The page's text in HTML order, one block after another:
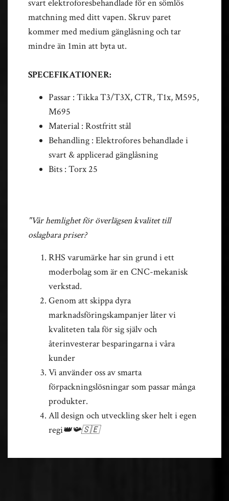
svart elektroforesbehandlade för en sömlös
matchning med ditt vapen. Skruv paret
kommer med medium gänglåsning och tar
mindre än 1min att byta ut.
SPECEFIKATIONER:
Passar : Tikka T3/T3X, CTR, T1x, M595,
M695
Material : Rostfritt stål
Behandling : Elektrofores behandlade i
svart & applicerad gänglåsning
Bits : Torx 25
"Vår hemlighet för överlägsen kvalitet till
oslagbara priser?
RHS varumärke har sin grund i ett
moderbolag som är en CNC-mekanisk
verkstad.
Genom att skippa dyra
marknadsföringskampanjer låter vi
kvaliteten tala för sig själv och
återinvesterar besparingarna i våra
kunder
Vi använder oss av smarta
förpackningslösningar som passar många
produkter.
All design och utveckling sker helt i egen
regi👑📯🇸🇪